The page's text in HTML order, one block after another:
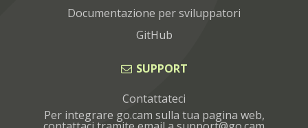
Documentazione per sviluppatori
GitHub
SUPPORT
Contattateci
Per integrare go.cam sulla tua pagina web,